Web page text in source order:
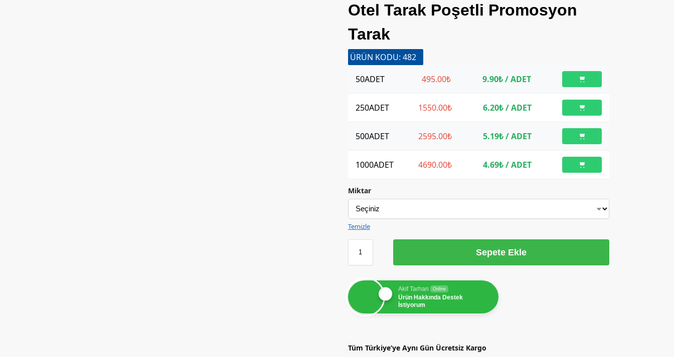
Otel Tarak Poşetli Promosyon
Tarak
ÜRÜN KODU: 482
50ADET 495.00₺ 9.90₺/ ADET
250ADET 1550.00₺ 6.20₺/ ADET
500ADET 2595.00₺ 5.19₺/ ADET
1000ADET 4690.00₺ 4.69₺/ ADET
Miktar
Temizle
Sepete Ekle
Akif Tarhan Online
Ürün Hakkında Destek
İstiyorum
Tüm Türkiye’ye Aynı Gün Ücretsiz Kargo